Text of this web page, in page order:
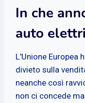
In che
auto
L'Unione Europea
divieto sulla
neanche così
non ci concede